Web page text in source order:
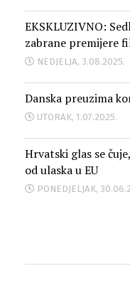
EKSKLUZIVNO:
zabrane premijere
NEDJELJA, 3.08.2025.
Danska preuzima
UTORAK, 1.07.2025.
Hrvatski glas se
od ulaska u EU
PONEDJELJAK,